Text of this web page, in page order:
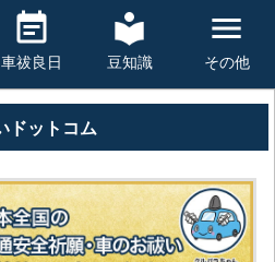
車祓良日 豆知識 その他
ドットコム